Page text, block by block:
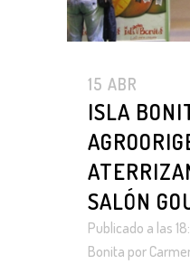
15 ABR
ISLA
SALÓN
Publicado a las
Bonita por